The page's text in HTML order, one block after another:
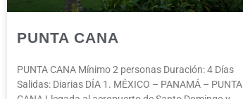
PUNTA CANA
PUNTA CANA Mínimo 2 personas Duración: 4 Días
Salidas: Diarias DÍA 1. MÉXICO – PANAMÁ – PUNTA